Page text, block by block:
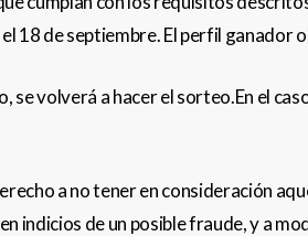
18 de septiembre. El perfil ganador
se volverá a hacer el sorteo.En el
a no tener en consideración
indicios de un posible fraude, y a